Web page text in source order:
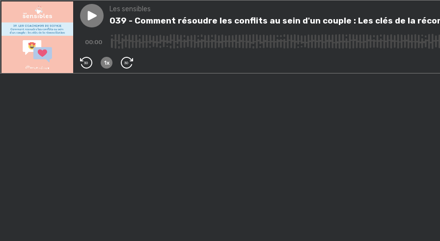
Play episode039 - Comment résoudre les conflits au sein d'un couple : Les clés de la réconciliation
Les sensibles
039 - Comment résoudre les conflits au sein d'un couple : Les clés de la
00:00
30 1x 30